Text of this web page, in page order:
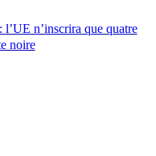
n’inscrira que quatre
noire